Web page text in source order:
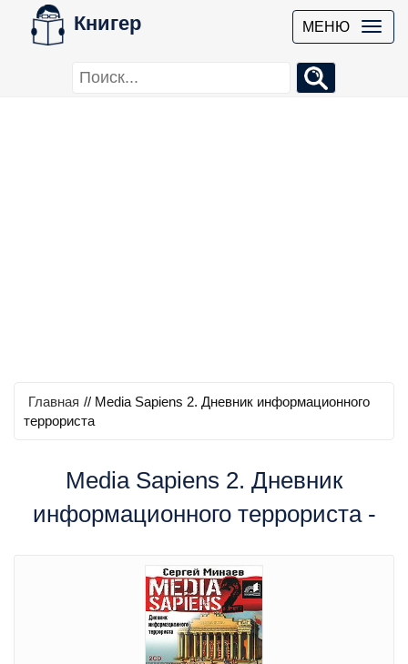
Книгер МЕНЮ
Главная // Media Sapiens 2. Дневник информационного
террориста
Media Sapiens 2. Дневник
информационного террориста -